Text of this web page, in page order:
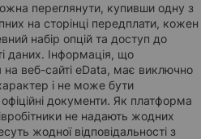
переглянути, купивши одну з
на сторінці передплати, кожен
набір опцій та доступ до
даних. Інформація, що
на веб-сайті eData, має виключно
і не може бути
документи. Як платформа
не надають жодних
жодної відповідальності з